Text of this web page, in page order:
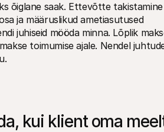
õiglane saak. Ettevõtte takistamine
ja määruslikud ametiasutused
juhiseid mööda minna. Lõplik
toimumise ajale. Nendel
kui klient oma